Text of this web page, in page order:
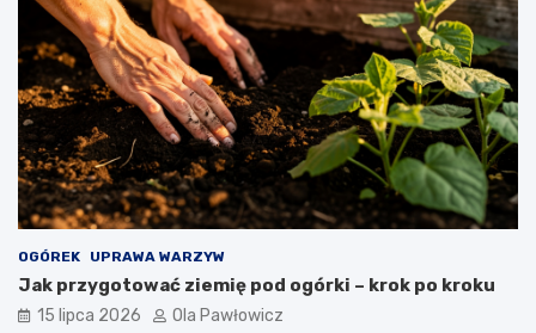
OGÓREK UPRAWA WARZYW
Jak przygotować ziemię pod ogórki – krok po kroku
15 lipca 2026 Ola Pawłowicz